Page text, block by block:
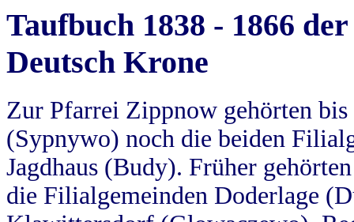
Taufbuch 1838 - 1866
Deutsch Krone
Zur Pfarrei Zippnow gehörten
(Sypnywo) noch die beiden
Jagdhaus (Budy). Früher
die Filialgemeinden Doderlage